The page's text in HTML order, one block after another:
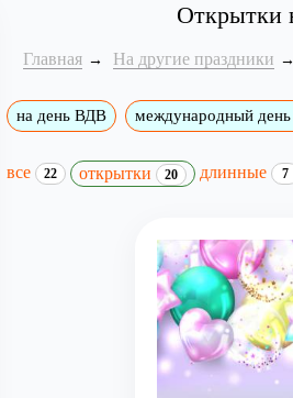
Открытки
Главная На другие праздники
на день ВДВ международный день
все 22 открытки 20 длинные 7